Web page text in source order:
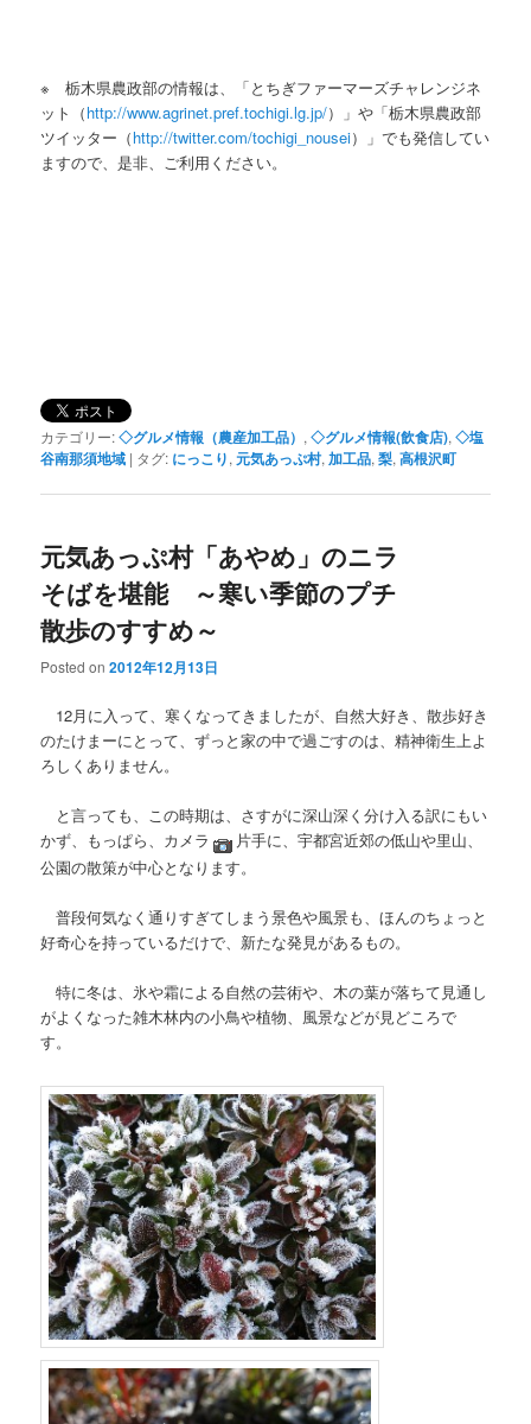
※ 栃木県農政部の情報は、「とちぎファーマーズチャレンジネ
ット（http://www.agrinet.pref.tochigi.lg.jp/）」や「栃木県農政部
ツイッター（http://twitter.com/tochigi_nousei）」でも発信してい
ますので、是非、ご利用ください。
カテゴリー:◇グルメ情報（農産加工品） ,◇グルメ情報(飲食店),◇塩
谷南那須地域 | タグ: にっこり,元気あっぷ村,加工品,梨,高根沢町
元気あっぷ村「あやめ」のニラ
そばを堪能 ～寒い季節のプチ
散歩のすすめ～
Posted on2012年12月13日
12月に入って、寒くなってきましたが、自然大好き、散歩好き
のたけまーにとって、ずっと家の中で過ごすのは、精神衛生上よ
ろしくありません。
と言っても、この時期は、さすがに深山深く分け入る訳にもい
かず、もっぱら、カメラ
片手に、宇都宮近郊の低山や里山、
公園の散策が中心となります。
普段何気なく通りすぎてしまう景色や風景も、ほんのちょっと
好奇心を持っているだけで、新たな発見があるもの。
特に冬は、氷や霜による自然の芸術や、木の葉が落ちて見通し
がよくなった雑木林内の小鳥や植物、風景などが見どころで
す。